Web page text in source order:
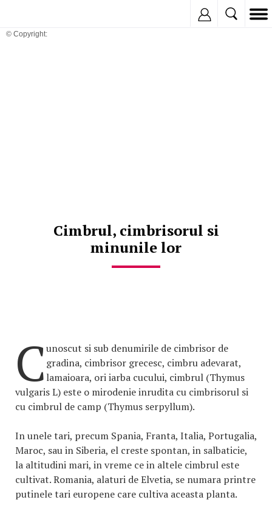
© Copyright:
Cimbrul, cimbrisorul si
minunile lor
Cunoscut si sub denumirile de cimbrisor de
gradina, cimbrisor grecesc, cimbru adevarat,
lamaioara, ori iarba cucului, cimbrul (Thymus
vulgaris L) este o mirodenie inrudita cu cimbrisorul si
cu cimbrul de camp (Thymus serpyllum).
In unele tari, precum Spania, Franta, Italia, Portugalia,
Maroc, sau in Siberia, el creste spontan, in salbaticie,
la altitudini mari, in vreme ce in altele cimbrul este
cultivat. Romania, alaturi de Elvetia, se numara printre
putinele tari europene care cultiva aceasta planta.